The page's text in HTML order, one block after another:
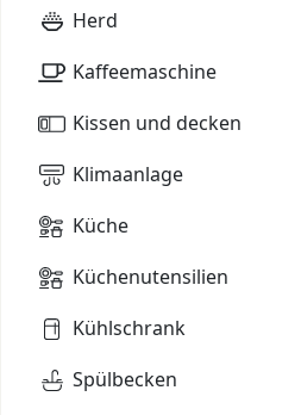
Herd
Kaffeemaschine
Kissen und decken
Klimaanlage
Küche
Küchenutensilien
Kühlschrank
Spülbecken